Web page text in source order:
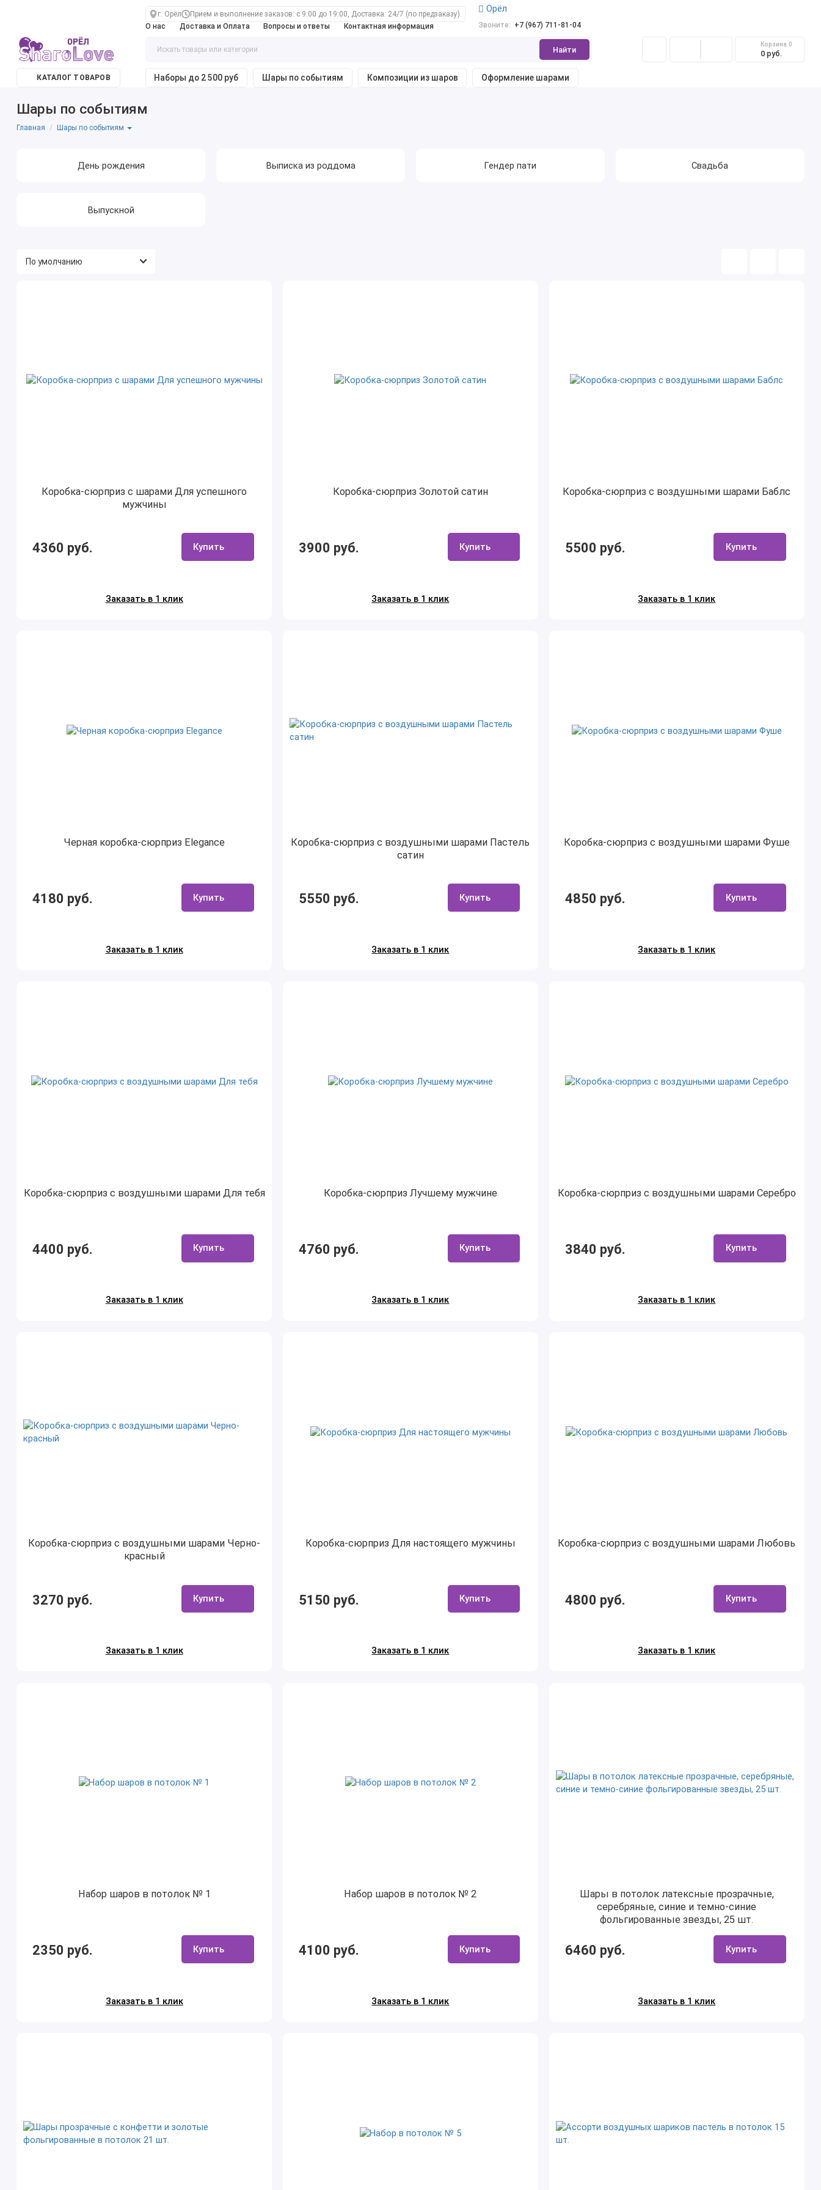
г. Орёл
Прием и выполнение заказов: с 9:00 до 19:00, Доставка: 24/7 (по предзаказу).
О нас
Доставка и Оплата Вопросы и ответы Контактная информация
Орёл
Звоните: +7 (967) 711-81-04
Найти
Корзина 0
0 руб.
КАТАЛОГ ТОВАРОВ Наборы до 2 500 руб Шары по событиям Композиции из шаров Оформление шарами
Шары по событиям
Главная Шары по событиям
День рождения Выписка из роддома Гендер пати Свадьба
Выпускной
Коробка-сюрприз с шарами Для успешного
мужчины
4360 руб. Купить
Заказать в 1 клик
Коробка-сюрприз Золотой сатин
3900 руб. Купить
Заказать в 1 клик
Коробка-сюрприз с воздушными шарами Баблс
5500 руб. Купить
Заказать в 1 клик
Черная коробка-сюрприз Elegance
4180 руб. Купить
Заказать в 1 клик
Коробка-сюрприз с воздушными шарами Пастель
сатин
5550 руб. Купить
Заказать в 1 клик
Коробка-сюрприз с воздушными шарами Фуше
4850 руб. Купить
Заказать в 1 клик
Коробка-сюрприз с воздушными шарами Для тебя
4400 руб. Купить
Заказать в 1 клик
Коробка-сюрприз Лучшему мужчине
4760 руб. Купить
Заказать в 1 клик
Коробка-сюрприз с воздушными шарами Серебро
3840 руб. Купить
Заказать в 1 клик
Коробка-сюрприз с воздушными шарами Черно-
красный
3270 руб. Купить
Заказать в 1 клик
Коробка-сюрприз Для настоящего мужчины
5150 руб. Купить
Заказать в 1 клик
Коробка-сюрприз с воздушными шарами Любовь
4800 руб. Купить
Заказать в 1 клик
Набор шаров в потолок № 1
2350 руб. Купить
Заказать в 1 клик
Набор шаров в потолок № 2
4100 руб. Купить
Заказать в 1 клик
Шары в потолок латексные прозрачные,
серебряные, синие и темно-синие
фольгированные звезды, 25 шт.
6460 руб. Купить
Заказать в 1 клик